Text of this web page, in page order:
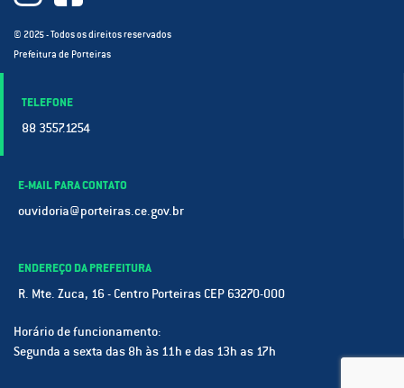
© 2025 - Todos os direitos reservados
Prefeitura de Porteiras
TELEFONE
88 3557.1254
E-MAIL PARA CONTATO
ouvidoria@porteiras.ce.gov.br
ENDEREÇO DA PREFEITURA
R. Mte. Zuca, 16 - Centro Porteiras CEP 63270-000
Horário de funcionamento:
Segunda a sexta das 8h às 11h e das 13h as 17h